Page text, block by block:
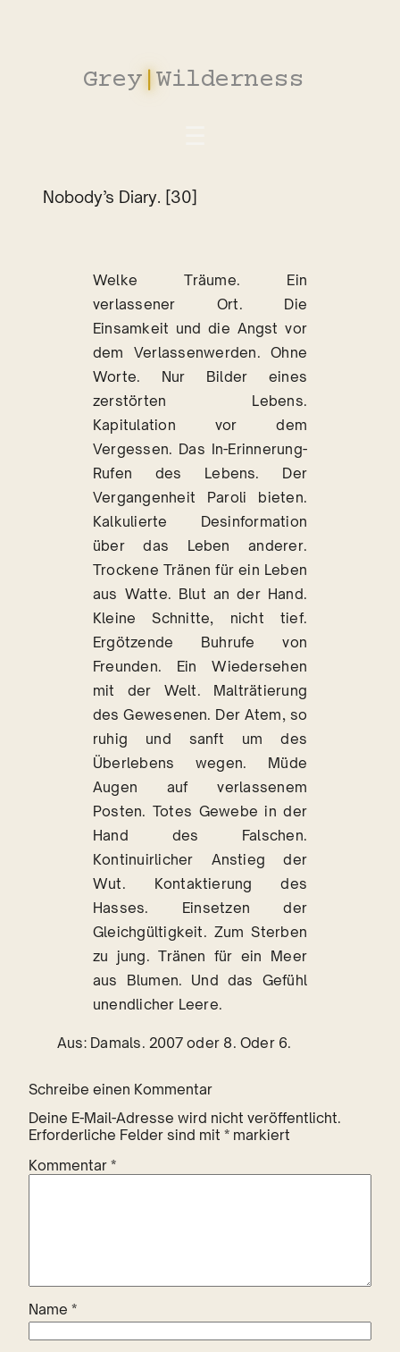
Grey|Wilderness
Nobody’s Diary. [30]
Welke Träume. Ein
verlassener Ort. Die
Einsamkeit und die Angst vor
dem Verlassenwerden. Ohne
Worte. Nur Bilder eines
zerstörten Lebens.
Kapitulation vor dem
Vergessen. Das In-Erinnerung-
Rufen des Lebens. Der
Vergangenheit Paroli bieten.
Kalkulierte Desinformation
über das Leben anderer.
Trockene Tränen für ein Leben
aus Watte. Blut an der Hand.
Kleine Schnitte, nicht tief.
Ergötzende Buhrufe von
Freunden. Ein Wiedersehen
mit der Welt. Malträtierung
des Gewesenen. Der Atem, so
ruhig und sanft um des
Überlebens wegen. Müde
Augen auf verlassenem
Posten. Totes Gewebe in der
Hand des Falschen.
Kontinuirlicher Anstieg der
Wut. Kontaktierung des
Hasses. Einsetzen der
Gleichgültigkeit. Zum Sterben
zu jung. Tränen für ein Meer
aus Blumen. Und das Gefühl
unendlicher Leere.
Aus: Damals. 2007 oder 8. Oder 6.
Schreibe einen Kommentar
Deine E-Mail-Adresse wird nicht veröffentlicht.
Erforderliche Felder sind mit * markiert
Kommentar *
Name *